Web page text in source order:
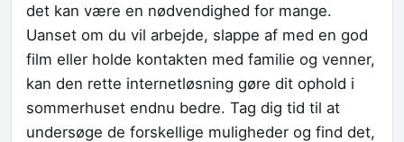
det kan være en nødvendighed for mange.
Uanset om du vil arbejde, slappe af med en god
film eller holde kontakten med familie og venner,
kan den rette internetløsning gøre dit ophold i
sommerhuset endnu bedre. Tag dig tid til at
undersøge de forskellige muligheder og find det,